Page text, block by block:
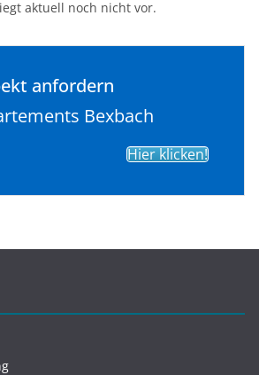
aktuell noch nicht vor.
anfordern
Bexbach
Hier klicken!